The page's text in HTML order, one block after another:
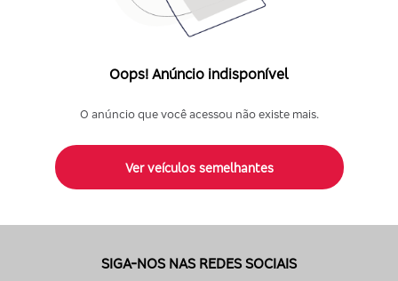
Oops! Anúncio indisponível
O anúncio que você acessou não existe mais.
Ver veículos semelhantes
SIGA-NOS NAS REDES SOCIAIS